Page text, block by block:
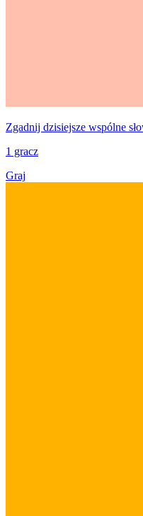
Zgadnij dzisiejsze wspólne
1 gracz
Graj